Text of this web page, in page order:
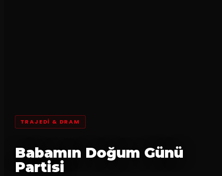
TRAJEDI & DRAM
Babamın Doğum Günü
Partisi